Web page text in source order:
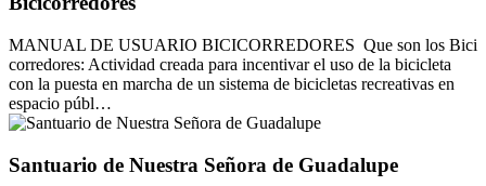
MANUAL DE USUARIO BICICORREDORES Que son los Bici
corredores: Actividad creada para incentivar el uso de la bicicleta
con la puesta en marcha de un sistema de bicicletas recreativas en
espacio públ…
Santuario de Nuestra Señora de Guadalupe